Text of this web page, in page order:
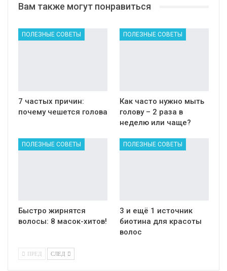
Вам также могут понравиться
ПОЛЕЗНЫЕ СОВЕТЫ
7 частых причин:
почему чешется голова
ПОЛЕЗНЫЕ СОВЕТЫ
Как часто нужно мыть
голову – 2 раза в
неделю или чаще?
ПОЛЕЗНЫЕ СОВЕТЫ
Быстро жирнятся
волосы: 8 масок-хитов!
ПОЛЕЗНЫЕ СОВЕТЫ
3 и ещё 1 источник
биотина для красоты
волос
ПРЕД СЛЕД